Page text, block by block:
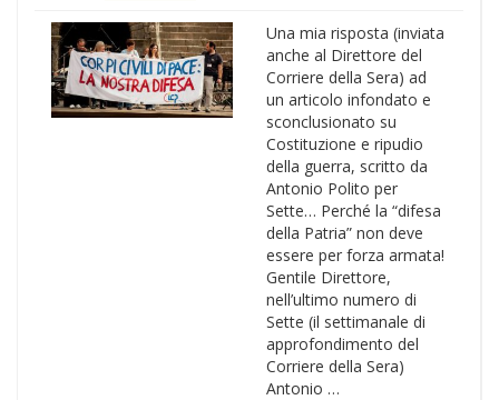
Una mia risposta (inviata
anche al Direttore del
Corriere della Sera) ad
un articolo infondato e
sconclusionato su
Costituzione e ripudio
della guerra, scritto da
Antonio Polito per
Sette… Perché la “difesa
della Patria” non deve
essere per forza armata!
Gentile Direttore,
nell’ultimo numero di
Sette (il settimanale di
approfondimento del
Corriere della Sera)
Antonio …